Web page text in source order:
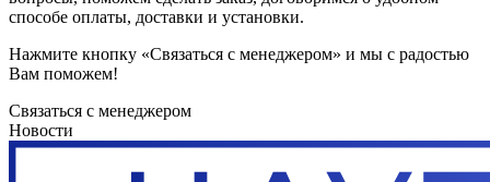
способе оплаты, доставки и установки.
Нажмите кнопку «Связаться с менеджером» и мы с радостью
Вам поможем!
Связаться с менеджером
Новости